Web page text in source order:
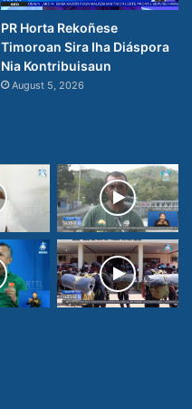
PR Horta Rekoñese
Timoroan Sira Iha Diáspora
Nia Kontribuisaun
August 5, 2026